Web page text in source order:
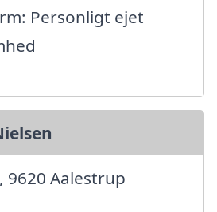
Personligt ejet
9620 Aalestrup